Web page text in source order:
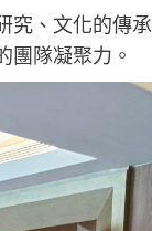
究、文化的傳承
團隊凝聚力。